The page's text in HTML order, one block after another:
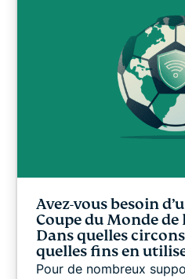
Avez-vous besoin
Coupe du Monde de
Dans quelles
quelles fins en
Pour de nombreux